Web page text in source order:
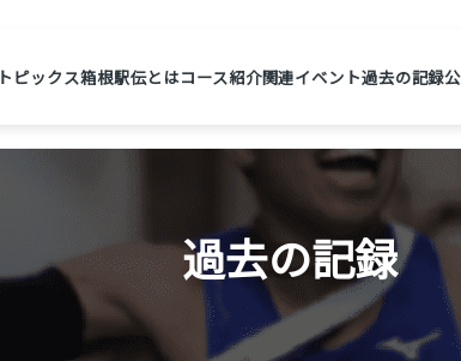
トピックス箱根駅伝とはコース紹介関連イベント過去の記録
過去の記録